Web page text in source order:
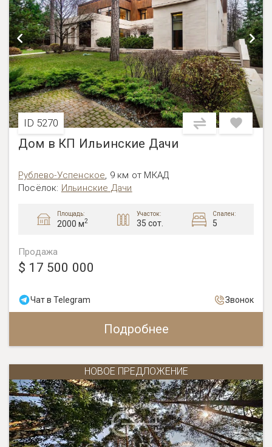
ID 5270
Дом в КП Ильинские Дачи
Рублево-Успенское, 9 км от МКАД
Посёлок: Ильинские Дачи
Площадь:
2000 м2
Участок:
35 сот.
Спален:
5
Продажа
$ 17 500 000
Чат в Telegram Звонок
Подробнее
НОВОЕ ПРЕДЛОЖЕНИЕ